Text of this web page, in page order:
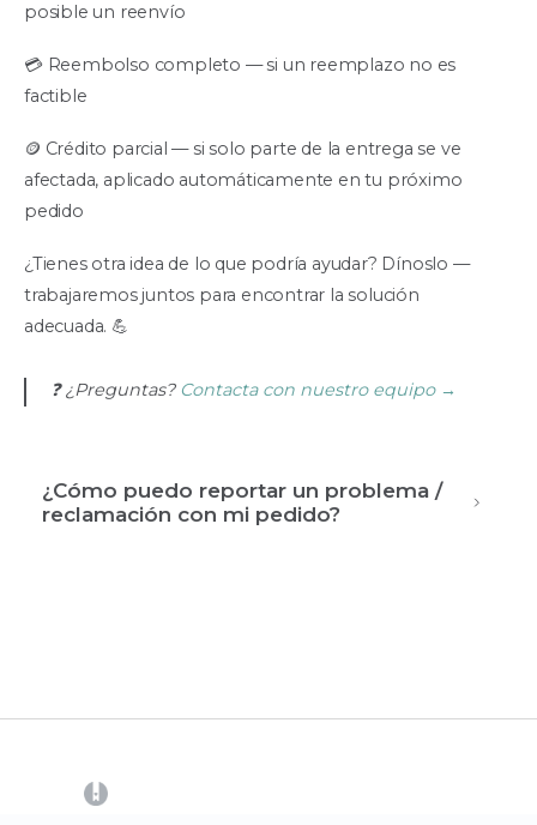
posible un reenvío
💳 Reembolso completo — si un reemplazo no es
factible
🪙 Crédito parcial — si solo parte de la entrega se ve
afectada, aplicado automáticamente en tu próximo
pedido
¿Tienes otra idea de lo que podría ayudar? Dínoslo —
trabajaremos juntos para encontrar la solución
adecuada. 💪
❓ ¿Preguntas? Contacta con nuestro equipo →
¿Cómo puedo reportar un problema /
reclamación con mi pedido?